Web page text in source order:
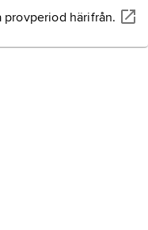
provperiod härifrån.